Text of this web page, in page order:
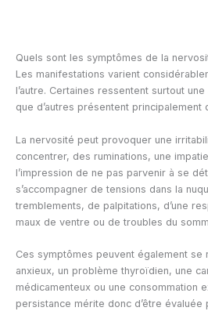
Quels sont les symptômes de la
Les manifestations varient
l’autre. Certaines ressentent surtout
que d’autres présentent principalement
La nervosité peut provoquer une
concentrer, des ruminations, une
l’impression de ne pas parvenir à se
s’accompagner de tensions dans la
tremblements, de palpitations, d’une
maux de ventre ou de troubles du
Ces symptômes peuvent également se
anxieux, un problème thyroïdien, une
médicamenteux ou une consommation
persistance mérite donc d’être évaluée